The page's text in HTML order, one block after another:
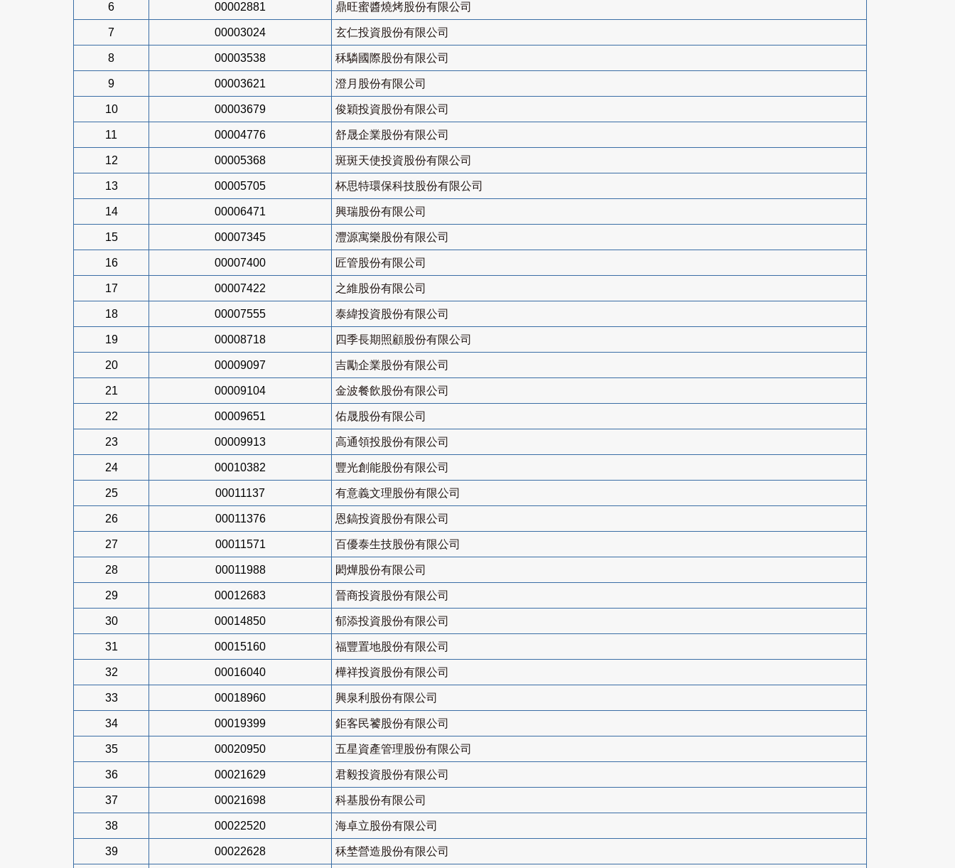
6 00002881 鼎旺蜜醬燒烤股份有限公司
7 00003024 玄仁投資股份有限公司
8 00003538 秝驎國際股份有限公司
9 00003621 澄月股份有限公司
10 00003679 俊穎投資股份有限公司
11 00004776 舒晟企業股份有限公司
12 00005368 斑斑天使投資股份有限公司
13 00005705 杯思特環保科技股份有限公司
14 00006471 興瑞股份有限公司
15 00007345 灃源寓樂股份有限公司
16 00007400 匠管股份有限公司
17 00007422 之維股份有限公司
18 00007555 泰緯投資股份有限公司
19 00008718 四季長期照顧股份有限公司
20 00009097 吉勵企業股份有限公司
21 00009104 金波餐飲股份有限公司
22 00009651 佑晟股份有限公司
23 00009913 高通領投股份有限公司
24 00010382 豐光創能股份有限公司
25 00011137 有意義文理股份有限公司
26 00011376 恩鎬投資股份有限公司
27 00011571 百優泰生技股份有限公司
28 00011988 閎燁股份有限公司
29 00012683 晉商投資股份有限公司
30 00014850 郁添投資股份有限公司
31 00015160 福豐置地股份有限公司
32 00016040 樺祥投資股份有限公司
33 00018960 興泉利股份有限公司
34 00019399 鉅客民饕股份有限公司
35 00020950 五星資產管理股份有限公司
36 00021629 君毅投資股份有限公司
37 00021698 科基股份有限公司
38 00022520 海卓立股份有限公司
39 00022628 秝埜營造股份有限公司